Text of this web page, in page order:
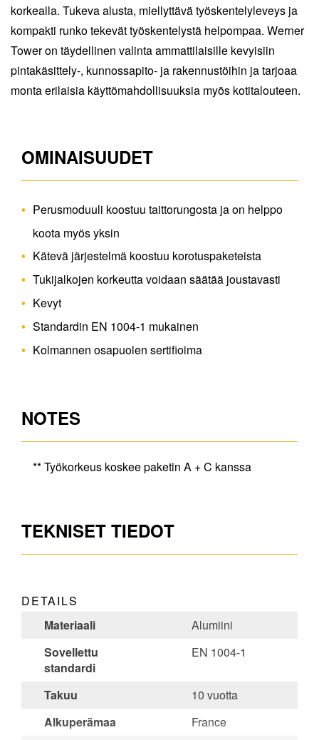
korkealla. Tukeva alusta, miellyttävä työskentelyleveys ja
kompakti runko tekevät työskentelystä helpompaa. Werner
Tower on täydellinen valinta ammattilaisille kevyisiin
pintakäsittely-, kunnossapito- ja rakennustöihin ja tarjoaa
monta erilaisia käyttömahdollisuuksia myös kotitalouteen.
OMINAISUUDET
Perusmoduuli koostuu taittorungosta ja on helppo
koota myös yksin
Kätevä järjestelmä koostuu korotuspaketeista
Tukijalkojen korkeutta voidaan säätää joustavasti
Kevyt
Standardin EN 1004-1 mukainen
Kolmannen osapuolen sertifioima
NOTES
** Työkorkeus koskee paketin A + C kanssa
TEKNISET TIEDOT
DETAILS
Materiaali
Alumiini
Sovellettu
standardi
EN 1004-1
Takuu
10 vuotta
Alkuperämaa
France